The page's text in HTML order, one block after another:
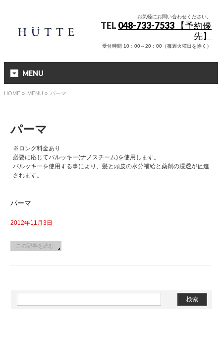
お気軽にお問い合わせください。
TEL 048-733-7533 【予約優
先】
受付時間 10：00～20：00（毎週火曜日を除く）
MENU
HOME » MENU » パーマ
パーマ
※ロング料金あり
必要に応じてパルッキー(ナノスチーム)を使用します。
パルッキーを使用する事により、髪と頭皮の水分補給と薬剤の浸透が促進
されます。
パーマ
2012年11月3日
この記事を読む